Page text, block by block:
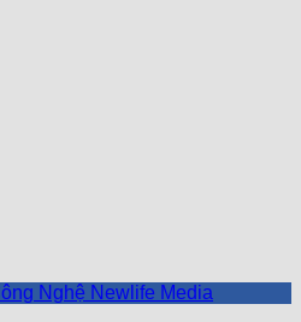
Nghệ Newlife Media